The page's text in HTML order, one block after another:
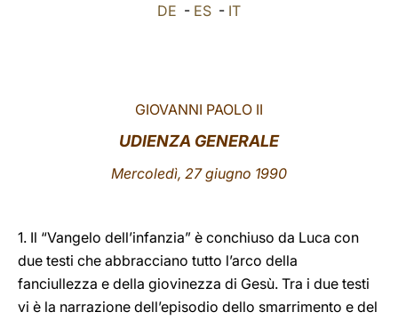
DE - ES - IT
GIOVANNI PAOLO II
UDIENZA GENERALE
Mercoledì, 27 giugno 1990
1. Il “Vangelo dell’infanzia” è conchiuso da Luca con
due testi che abbracciano tutto l’arco della
fanciullezza e della giovinezza di Gesù. Tra i due testi
vi è la narrazione dell’episodio dello smarrimento e del